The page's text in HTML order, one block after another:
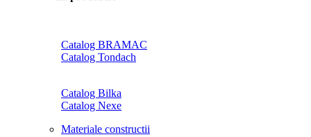
Catalog BRAMAC
Catalog Tondach
Catalog Bilka
Catalog Nexe
Materiale constructii